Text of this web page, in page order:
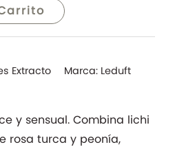
Extracto Marca: Leduft
y sensual. Combina lichi
rosa turca y peonía,